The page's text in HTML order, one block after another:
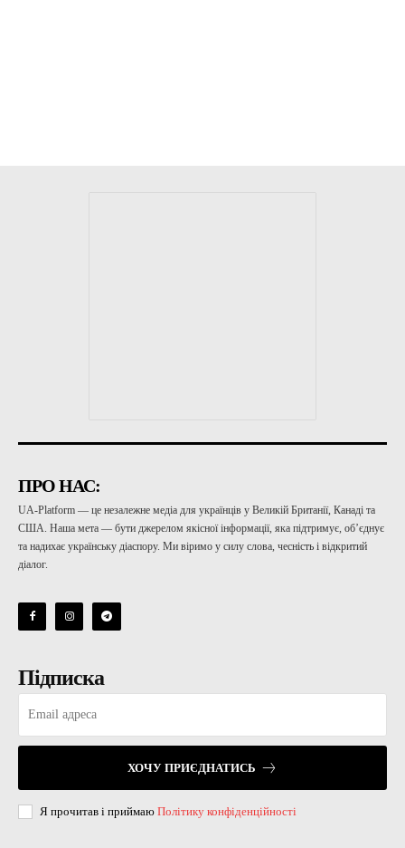
ПРО НАС:
UA-Platform — це незалежне медіа для українців у Великій Британії, Канаді та
США. Наша мета — бути джерелом якісної інформації, яка підтримує, об’єднує
та надихає українську діаспору. Ми віримо у силу слова, чесність і відкритий
діалог.
Підписка
ХОЧУ ПРИЄДНАТИСЬ
Я прочитав і приймаю Політику конфіденційності